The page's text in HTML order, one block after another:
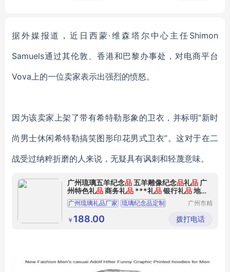
据外媒报道，近日西蒙·维森塔尔中心主任Shimon
Samuels通过其伦敦、香港和巴黎办事处，对电商平台
Vova上的一位卖家表示出强烈的愤怒。
因为该卖家上架了带有希特勒形象的卫衣，并标明“新时
尚男士休闲希特勒搞笑图形印花男式卫衣”。这对于在二
战受过纳粹折磨的人来说，无疑具有讽刺和轻蔑意味。
广州琉璃五羊纪念品五羊雕像纪念品礼品 广
州特色礼品商务礼品 ***礼品银行礼品地产
礼品
广州琉璃礼品厂家 琉璃纪念品定制
广州琉璃奖杯厂家
广州市精
有限公司
￥ 188.00 拨打电话